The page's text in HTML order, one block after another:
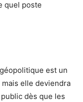
quel poste
est un
elle deviendra
dès que les